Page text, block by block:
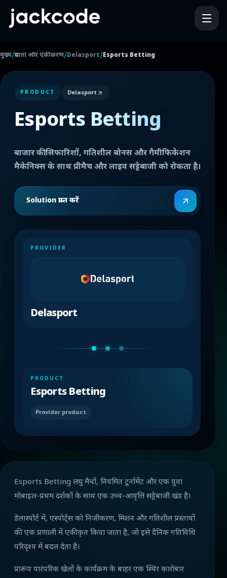
मुख्य/प्रदाता और एकीकरण/Delasport/Esports Betting
PRODUCT Delasport
Esports Betting
बाजार की सिफारिशों, गतिशील बोनस और गैमीफिकेशन
मैकेनिक्स के साथ प्रीमैच और लाइव सट्टेबाजी को रोकता है।
Solution प्राप्त करें
PROVIDER
Delasport
PRODUCT
Esports Betting
Provider product
Esports Betting लघु मैचों, नियमित टूर्नामेंट और एक युवा
मोबाइल-प्रथम दर्शकों के साथ एक उच्च-आवृत्ति सट्टेबाजी खंड है।
डेलास्पोर्ट में, एस्पोर्ट्स को निजीकरण, मिशन और गतिशील प्रस्तावों
की एक प्रणाली में एकीकृत किया जाता है, जो इसे दैनिक गतिविधि
परिदृश्य में बदल देता है।
प्रारूप पारंपरिक खेलों के कार्यक्रम के बाहर एक स्थिर कारोबार